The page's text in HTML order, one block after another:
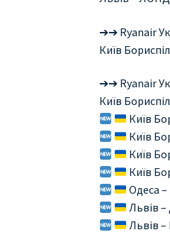
➔➔ Ryanair
Київ
➔➔ Ryanair
Київ
Київ
Київ
Київ
Київ
Одеса
Львів
Львів –